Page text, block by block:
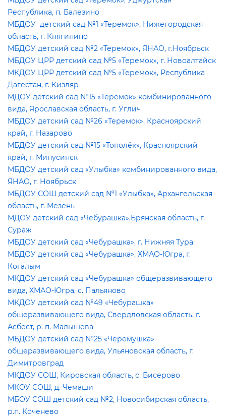
Республика, п. Балезино
МБДОУ детский сад №1 «Теремок», Нижегородская
область, г. Княгинино
МБДОУ детский сад №2 «Теремок», ЯНАО, г.Ноябрьск
МБДОУ ЦРР детский сад №5 «Теремок», г. Новоалтайск
МКДОУ ЦРР детский сад №5 «Теремок», Республика
Дагестан, г. Кизляр
МДОУ детский сад №15 «Теремок» комбинированного
ида, Ярославская область, г. Углич
МБДОУ детский сад №26 «Теремок», Красноярский
край, г. Назарово
МБДОУ детский сад №15 «Тополёк», Красноярский
край, г. Минусинск
МБДОУ детский сад «Улыбка» комбинированного вида,
ЯНАО, г. Ноябрьск
МБДОУ СОШ детский сад №1 «Улыбка», Архангельская
область, г. Мезень
МДОУ детский сад «Чебурашка»,Брянская область, г.
Сураж
МБДОУ детский сад «Чебурашка», г. Нижняя Тура
МБДОУ детский сад «Чебурашка», ХМАО-Югра, г.
Когалым
МКДОУ детский сад «Чебурашка» общеразвивающего
ида, ХМАО-Югра, с. Пальяново
МКДОУ детский сад №49 «Чебурашка»
общеразвивающего вида, Свердловская область, г.
Асбест, р. п. Малышева
МБДОУ детский сад №25 «Черёмушка»
общеразвивающего вида, Ульяновская область, г.
Димитровград
МКДОУ СОШ, Кировская область, с. Бисерово
МКОУ СОШ, д. Чемаши
МБОУ СОШ детский сад №2, Новосибирская область,
р.п. Коченево